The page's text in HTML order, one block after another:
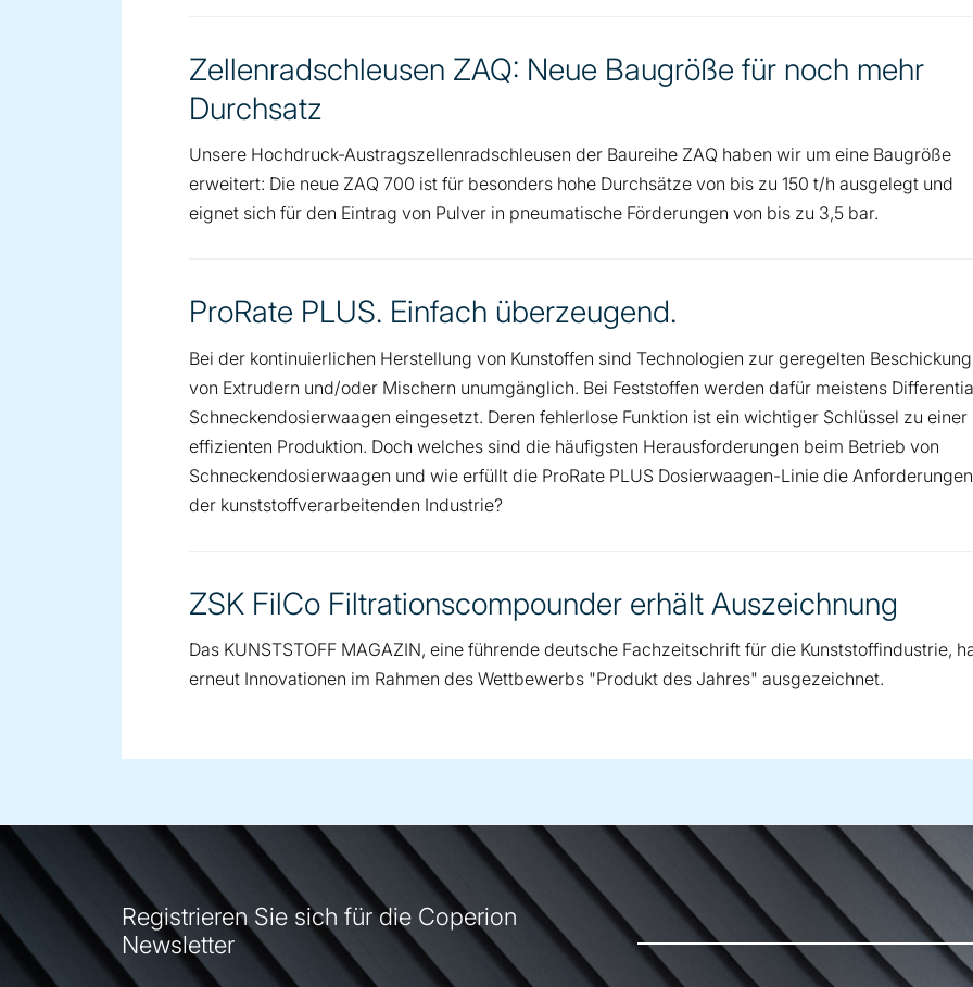
Zellenradschleusen ZAQ: Neue Baugröße für noch mehr
Durchsatz
Unsere Hochdruck-Austragszellenradschleusen der Baureihe ZAQ haben wir um eine Baugröße
erweitert: Die neue ZAQ 700 ist für besonders hohe Durchsätze von bis zu 150 t/h ausgelegt und
eignet sich für den Eintrag von Pulver in pneumatische Förderungen von bis zu 3,5 bar.
ProRate PLUS. Einfach überzeugend.
Bei der kontinuierlichen Herstellung von Kunstoffen sind Technologien zur geregelten Beschickung
von Extrudern und/oder Mischern unumgänglich. Bei Feststoffen werden dafür meistens
Schneckendosierwaagen eingesetzt. Deren fehlerlose Funktion ist ein wichtiger Schlüssel zu einer
effizienten Produktion. Doch welches sind die häufigsten Herausforderungen beim Betrieb von
Schneckendosierwaagen und wie erfüllt die ProRate PLUS Dosierwaagen-Linie die Anforderungen
der kunststoffverarbeitenden Industrie?
ZSK FilCo Filtrationscompounder erhält Auszeichnung
Das KUNSTSTOFF MAGAZIN, eine führende deutsche Fachzeitschrift für die Kunststoffindustrie,
erneut Innovationen im Rahmen des Wettbewerbs "Produkt des Jahres" ausgezeichnet.
Registrieren Sie sich für die Coperion
Newsletter